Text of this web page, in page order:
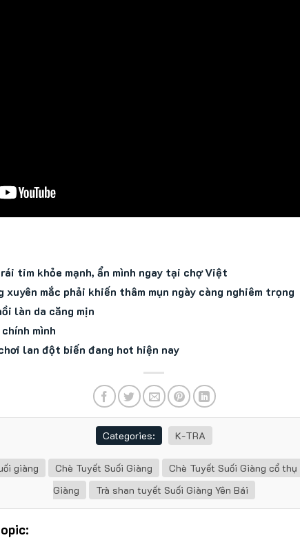
tim khỏe mạnh, ẩn mình ngay tại chợ Việt
mắc phải khiến thâm mụn ngày càng nghiêm trọng
làn da căng mịn
mình
lan đột biến đang hot hiện nay
Categories: K-TRA
giàng Chè Tuyết Suối Giàng Chè Tuyết Suối Giàng cổ thụ
Giàng
Trà shan tuyết Suối Giàng Yên Bái